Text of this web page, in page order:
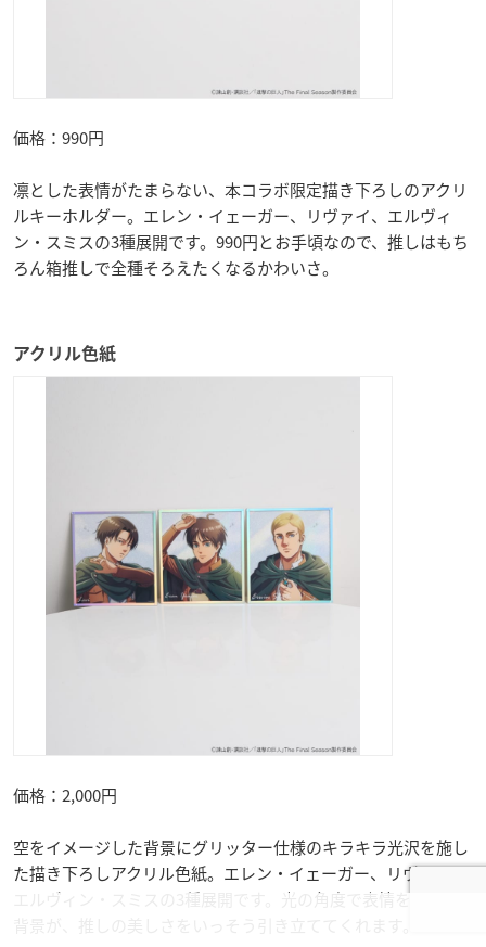
価格：990円
凛とした表情がたまらない、本コラボ限定描き下ろしのアクリ
ルキーホルダー。エレン・イェーガー、リヴァイ、エルヴィ
ン・スミスの3種展開です。990円とお手頃なので、推しはもち
ろん箱推しで全種そろえたくなるかわいさ。
アクリル色紙
価格：2,000円
空をイメージした背景にグリッター仕様のキラキラ光沢を施し
た描き下ろしアクリル色紙。エレン・イェーガー、リヴァイ、
エルヴィン・スミスの3種展開です。光の角度で表情を変える